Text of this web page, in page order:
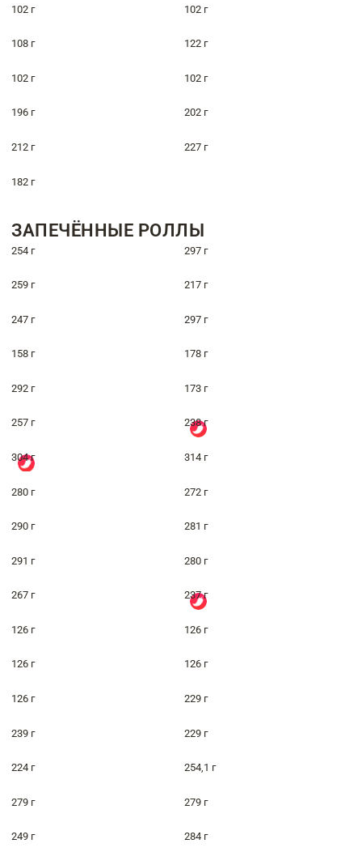
102 г 102 г
108 г 122 г
102 г 102 г
196 г 202 г
212 г 227 г
182 г
ЗАПЕЧЁННЫЕ РОЛЛЫ
254 г 297 г
259 г 217 г
247 г 297 г
158 г 178 г
292 г 173 г
257 г 238 г
304 г 314 г
280 г 272 г
290 г 281 г
291 г 280 г
267 г 237 г
126 г 126 г
126 г 126 г
126 г 229 г
239 г 229 г
224 г 254,1 г
279 г 279 г
249 г 284 г